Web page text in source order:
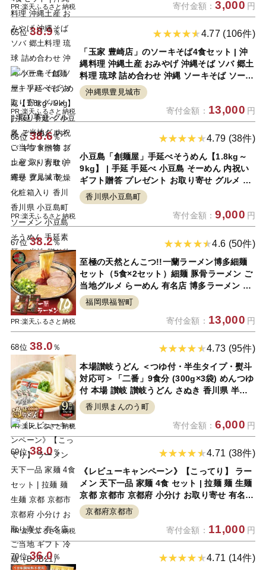
PR:楽天ふるさと納税 寄付金額：3,000 円
65位38.9 ％
PR:楽天ふるさと納税
4.77 (106件)
「玉家 豊崎店」のソーキそば4食セット | 沖
縄料理 沖縄土産 おみやげ 沖縄そば ソバ 郷土
料理 琉球 詰め合わせ 沖縄 ソーキそば ソーキ
ソバ そば お取り寄せグルメ お取り寄せ グル
メ ご当地グルメ ご当地 食べ物 お土産 取り寄
沖縄県豊見城市
寄付金額： 13,000 円
66位38.6％
PR:楽天ふるさと納税
4.79 (38件)
小豆島「創麺屋」手延べそうめん【1.8kg～
9kg】 | 手延 手延べ 小豆島 そーめん 内祝い
ギフト贈答 プレゼント お取り寄せ グルメ 乾
燥 化粧箱入り 香川 香川県 小豆島町 ソーメン
小豆島そうめん 手延素麺 ご当地 贈り物 お土
香川県小豆島町
寄付金額：9,000 円
67位38.2％
PR:楽天ふるさと納税
4.6 (50件)
至極の天然とんこつ!!一蘭ラーメン博多細麺
セット（5食×2セット）細麺 豚骨ラーメン ご
当地グルメ らーめん 有名店 博多ラーメン 専
門店 九州 家庭用 福岡 送料無料 レビューキャ
ンペーン開催中 P52-01
福岡県福智町
寄付金額： 13,000 円
68位38.0 ％
PR:楽天ふるさと納税
4.73 (95件)
本場讃岐うどん ＜つゆ付・半生タイプ・熨斗
対応可＞「二番」9食分 (300g×3袋) めんつゆ
付 本場 讃岐 讃岐うどん さぬき 香川県 半生
小麦 麺 粉もの 老舗 粉問屋 釜玉 醤油 ぶっか
けうどん 釜揚げ お中元 熨斗 のし 常温 常温
保存 【man015】【岡坂商店】
香川県まんのう町
寄付金額：6,000 円
69位38.0 ％
PR:楽天ふるさと納税
4.71 (38件)
《レビューキャンペーン》【こってり】 ラー
メン 天下一品 家麺 4食 セット | 拉麺 麺 生麺
京都 京都市 京都府 小分け お取り寄せ 有名店
ご当地 ギフト 冷蔵（B-JB21）
京都府京都市
寄付金額： 11,000 円
70位36.0 ％ 4.71 (14件)